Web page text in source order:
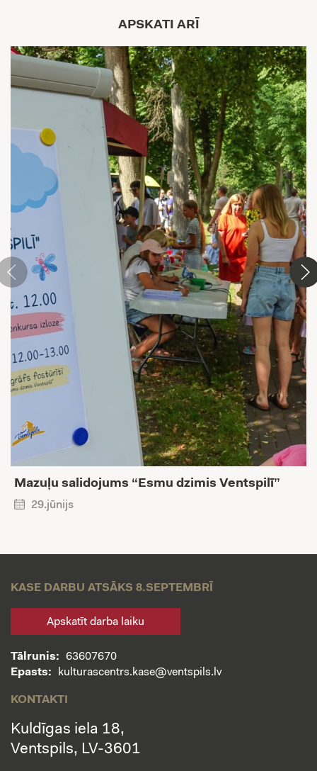
APSKATI ARĪ
Mazuļu salidojums “Esmu dzimis Ventspilī”
29.jūnijs
KASE DARBU ATSĀKS 8.SEPTEMBRĪ
Apskatīt darba laiku
Tālrunis:
63607670
Epasts:
kulturascentrs.kase@ventspils.lv
KONTAKTI
Kuldīgas iela 18,
Ventspils, LV-3601